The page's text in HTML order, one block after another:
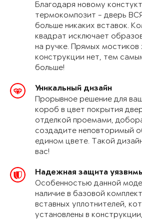
Благодаря новому
термокомпозит - дверь
больше никаких вставок.
квадрат исключает
на ручке. Прямых мостиков
конструкции нет, тем
больше!
Уникальный дизайн
Прорывное решение для
короб в цвет покрытия
отделкой проемами,
создадите неповторимый
едином цвете. Такой
вас!
Надежная защита
Особенностью данной
наличие в базовой
вставных уплотнителей,
установлены в